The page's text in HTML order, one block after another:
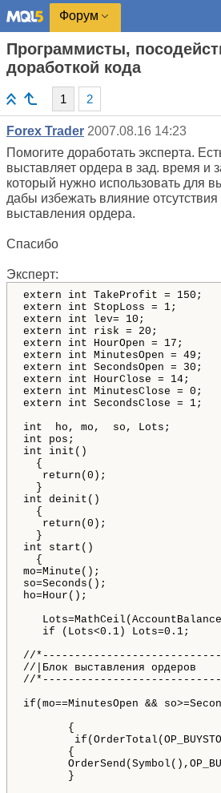
Форум
Программисты,
доработкой кода
1 2
Forex Trader 2007.08.16 14:23
Помогите доработать эксперта.
выставляет ордера в зад. время и
который нужно использовать для
дабы избежать влияние
выставления ордера.
Спасибо
Эксперт:
extern int TakeProfit
extern int StopLoss
extern int lev= 10;
extern int risk =
extern int HourOpen =
extern int MinutesOpen = 49;
extern int SecondsOpen = 30;
extern int HourClose = 14;
extern int MinutesClose = 0;
extern int SecondsClose = 1;
int  ho, mo,  so, Lots;
int pos;
int init()
  {
   return(0);
  }
int deinit()
  {
   return(0);
  }
int start()
  {
mo=Minute();
so=Seconds();
ho=Hour();
   if (Lots<0.1) Lots=0.1;
//
//|Блок выставления ордеров
//
if(mo==MinutesOpen &&
       {
       {
       }